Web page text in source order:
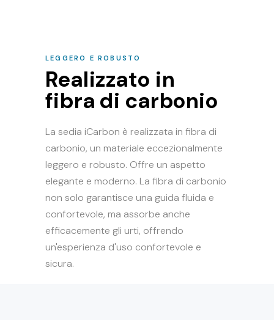
LEGGERO E ROBUSTO
Realizzato in
fibra di carbonio
La sedia iCarbon è realizzata in fibra di
carbonio, un materiale eccezionalmente
leggero e robusto. Offre un aspetto
elegante e moderno. La fibra di carbonio
non solo garantisce una guida fluida e
confortevole, ma assorbe anche
efficacemente gli urti, offrendo
un'esperienza d'uso confortevole e
sicura.